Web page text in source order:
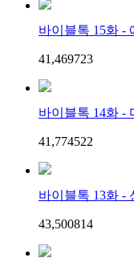
바이블톡 15화 -
41,469723
바이블톡 14화 -
41,774522
바이블톡 13화 -
43,500814